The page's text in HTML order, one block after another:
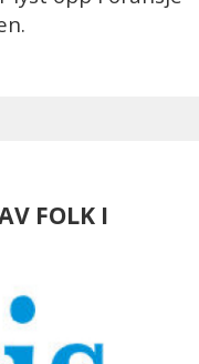
FOLK I